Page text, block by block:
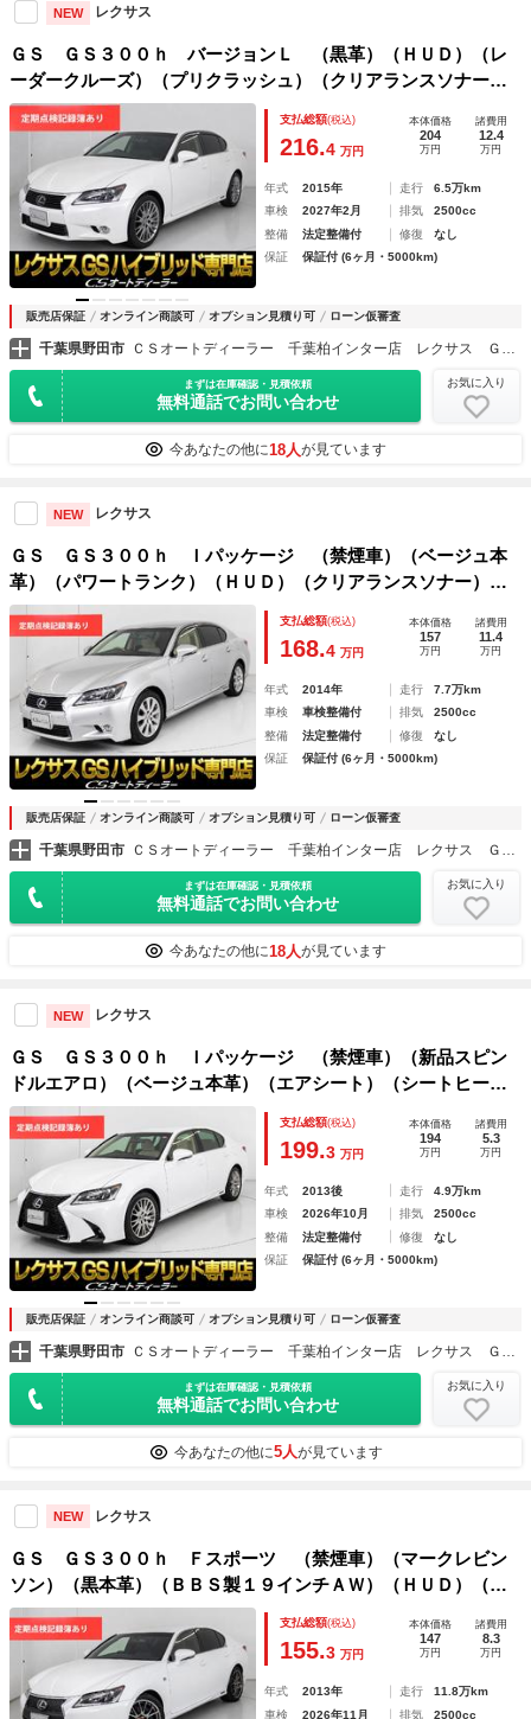
NEW レクサス
ＧＳ ＧＳ３００ｈ バージョンＬ （黒革）（ＨＵＤ）（レ
ーダークルーズ）（プリクラッシュ）（クリアランスソナー）
（パワートランク）（ステアリングヒーター）（ドライバーモ
ニター）（エアシート）（シートヒーター）（後席コントロー
ルパネル）
支払総額(税込)
216.4 万円
本体価格
204
万円
諸費用
12.4
万円
年式 2015年 走行
6.5万km
車検
2027年2月 排気
2500cc
整備
法定整備付 修復
なし
保証
保証付 (6ヶ月・5000km)
販売店保証 オンライン商談可 オプション見積り可 ローン仮審査
千葉県野田市 ＣＳオートディーラー 千葉柏インター店 レクサス ＧＳ・ＧＳ－ＨＶ・ＩＳ・ＩＳ－ＨＶ 中古車専門店
まずは在庫確認・見積依頼
無料通話でお問い合わせ
お気に入り
今あなたの他に18人が見ています
NEW レクサス
ＧＳ ＧＳ３００ｈ Ｉパッケージ （禁煙車）（ベージュ本
革）（パワートランク）（ＨＵＤ）（クリアランスソナー）
（エアシート）（シートヒーター）（オートクルーズ）（ＨＤ
Ｄマルチナビ）（バックモニター）（Ｂｌｕｅｔｏｏｔｈオー
ディオ）
支払総額(税込)
168.4 万円
本体価格
157
万円
諸費用
11.4
万円
年式 2014年 走行
7.7万km
車検
車検整備付 排気
2500cc
整備
法定整備付 修復
なし
保証
保証付 (6ヶ月・5000km)
販売店保証 オンライン商談可 オプション見積り可 ローン仮審査
千葉県野田市 ＣＳオートディーラー 千葉柏インター店 レクサス ＧＳ・ＧＳ－ＨＶ・ＩＳ・ＩＳ－ＨＶ 中古車専門店
まずは在庫確認・見積依頼
無料通話でお問い合わせ
お気に入り
今あなたの他に18人が見ています
NEW レクサス
ＧＳ ＧＳ３００ｈ Ｉパッケージ （禁煙車）（新品スピン
ドルエアロ）（ベージュ本革）（エアシート）（シートヒータ
ー）（シートメモリー）（ＨＤＤマルチナビ）（オートクルー
ズ）（パワーシート）（ＬＥＤヘッドライト）（ＬＥＤフォグ
ランプ）
支払総額(税込)
199.3 万円
本体価格
194
万円
諸費用
5.3
万円
年式 2013後 走行
4.9万km
車検
2026年10月 排気
2500cc
整備
法定整備付 修復
なし
保証
保証付 (6ヶ月・5000km)
販売店保証 オンライン商談可 オプション見積り可 ローン仮審査
千葉県野田市 ＣＳオートディーラー 千葉柏インター店 レクサス ＧＳ・ＧＳ－ＨＶ・ＩＳ・ＩＳ－ＨＶ 中古車専門店
まずは在庫確認・見積依頼
無料通話でお問い合わせ
お気に入り
今あなたの他に5人が見ています
NEW レクサス
ＧＳ ＧＳ３００ｈ Ｆスポーツ （禁煙車）（マークレビン
ソン）（黒本革）（ＢＢＳ製１９インチＡＷ）（ＨＵＤ）（レ
ーダークルーズ）（プリクラッシュ）（クリアランスソナー）
（エアシート）（シートヒーター）（ＬＥＤヘッドライト）
支払総額(税込)
155.3 万円
本体価格
147
万円
諸費用
8.3
万円
年式 2013年 走行
11.8万km
車検
2026年11月 排気 2500cc